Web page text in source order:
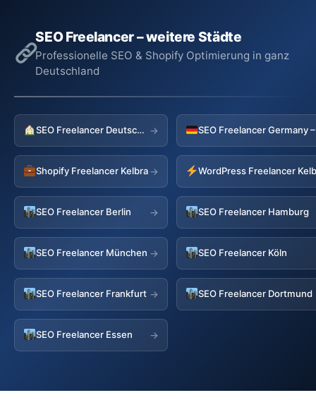
SEO Freelancer – weitere Städte
Professionelle SEO & Shopify Optimierung in ganz
Deutschland
SEO Freelancer Deutschland →
Shopify Freelancer Kelbra→ WordPress Freelancer
SEO Freelancer Berlin → SEO Freelancer Hamburg
SEO Freelancer München → SEO Freelancer Köln
SEO Freelancer Frankfurt → SEO Freelancer Dortmund
SEO Freelancer Essen →